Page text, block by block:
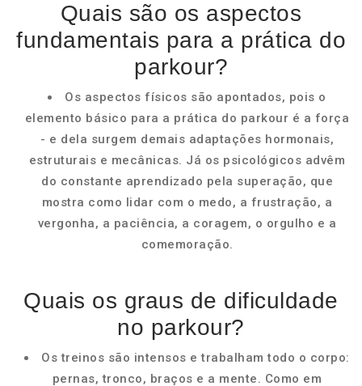
Quais são os aspectos
fundamentais para a prática do
parkour?
Os aspectos físicos são apontados, pois o
elemento básico para a prática do parkour é a força
- e dela surgem demais adaptações hormonais,
estruturais e mecânicas. Já os psicológicos advêm
do constante aprendizado pela superação, que
mostra como lidar com o medo, a frustração, a
vergonha, a paciência, a coragem, o orgulho e a
comemoração.
Quais os graus de dificuldade
no parkour?
Os treinos são intensos e trabalham todo o corpo:
pernas, tronco, braços e a mente. Como em